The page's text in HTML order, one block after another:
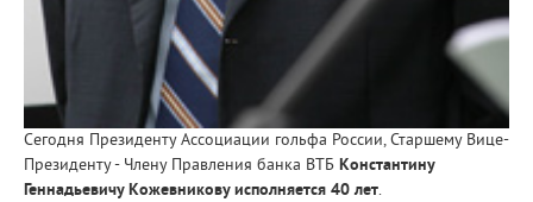
Сегодня Президенту Ассоциации гольфа России, Старшему Вице-
Президенту - Члену Правления банка ВТБ Константину
Геннадьевичу Кожевникову исполняется 40 лет.